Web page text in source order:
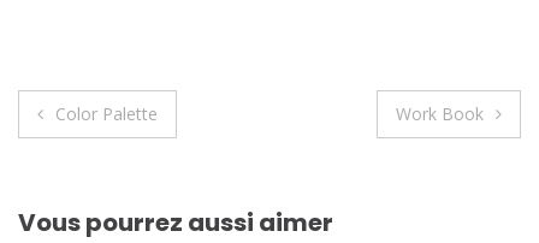
Navigation
l’article
Color Palette Work Book
Vous pourrez aussi aimer